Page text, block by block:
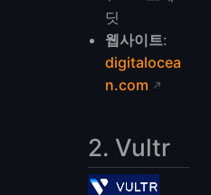
딧
웹사이트:
digitalocea
n.com
2. Vultr